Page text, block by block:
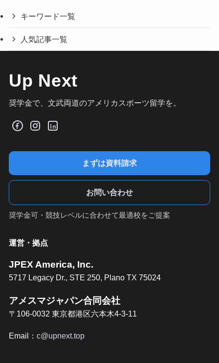
キーワード一覧
人気記事一覧
Up Next
奨学金で、文武両道のアメリカスポーツ留学を。
まずは資料請求
お問い合わせ
奨学金可・競技レベルに合わせて最適校をご提案
運営・拠点
JPEX America, Inc.
5717 Legacy Dr., STE 250, Plano TX 75024
アメスマジャパン合同会社
〒106-0032 東京都港区六本木4-3-11
Email： c@upnext.top